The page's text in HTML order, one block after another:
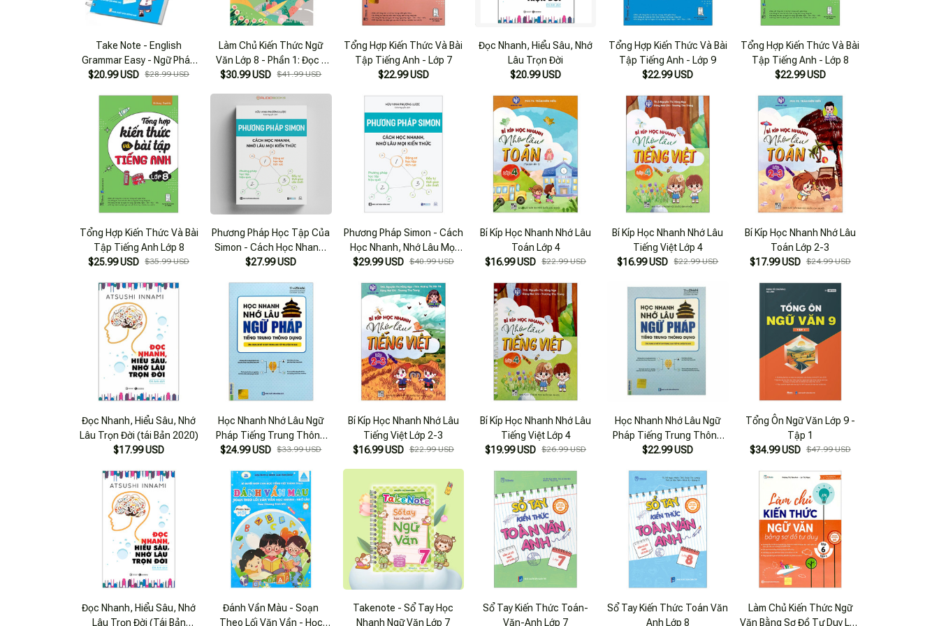
Take Note - English
Grammar Easy - Ngữ Pháp
Tiếng Anh - Học Nhanh Nhớ
$20.99 USD $28.99 USD
Làm Chủ Kiến Thức Ngữ
Văn Lớp 8 - Phần 1: Đọc -
Hiểu Văn Bản
$30.99 USD $41.99 USD
Tổng Hợp Kiến Thức Và Bài
Tập Tiếng Anh - Lớp 7
$22.99 USD
Đọc Nhanh, Hiểu Sâu, Nhớ
Lâu Trọn Đời
$20.99 USD
Tổng Hợp Kiến Thức Và Bài
Tập Tiếng Anh - Lớp 9
$22.99 USD
Tổng Hợp Kiến Thức Và Bài
Tập Tiếng Anh - Lớp 8
$22.99 USD
Tổng Hợp Kiến Thức Và Bài
Tập Tiếng Anh Lớp 8
$25.99 USD $35.99 USD
Phương Pháp Học Tập Của
Simon - Cách Học Nhanh,
Nhớ Lâu Mọi Kiến Thức
$27.99 USD
Phương Pháp Simon - Cách
Học Nhanh, Nhớ Lâu Mọi
Kiến Thức (Tái Bản 2025)
$29.99 USD $40.99 USD
Bí Kíp Học Nhanh Nhớ Lâu
Toán Lớp 4
$16.99 USD $22.99 USD
Bí Kíp Học Nhanh Nhớ Lâu
Tiếng Việt Lớp 4
$16.99 USD
$22.99 USD
Bí Kíp Học Nhanh Nhớ Lâu
Toán Lớp 2-3
$17.99 USD $24.99 USD
Đọc Nhanh, Hiểu Sâu, Nhớ
Lâu Trọn Đời (tái Bản 2020)
$17.99 USD
Học Nhanh Nhớ Lâu Ngữ
Pháp Tiếng Trung Thông
Dụng
$24.99 USD $33.99 USD
Bí Kíp Học Nhanh Nhớ Lâu
Tiếng Việt Lớp 2-3
$16.99 USD $22.99 USD
Bí Kíp Học Nhanh Nhớ Lâu
Tiếng Việt Lớp 4
$19.99 USD $26.99 USD
Học Nhanh Nhớ Lâu Ngữ
Pháp Tiếng Trung Thông
Dụng
$22.99 USD
Tổng Ôn Ngữ Văn Lớp 9 -
Tập 1
$34.99 USD $47.99 USD
Đọc Nhanh, Hiểu Sâu, Nhớ
Lâu Trọn Đời (Tái Bản
Đánh Vần Màu - Soạn
Theo Lối Văn Vần - Học
Takenote - Sổ Tay Học
Nhanh Ngữ Văn Lớp 7
Sổ Tay Kiến Thức Toán-
Văn-Anh Lớp 7
Sổ Tay Kiến Thức Toán Văn
Anh Lớp 8
Làm Chủ Kiến Thức Ngữ
Văn Bằng Sơ Đồ Tư Duy Lớp